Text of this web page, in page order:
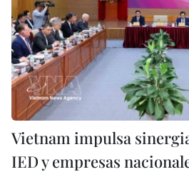
Vietnam impulsa
IED y empresas